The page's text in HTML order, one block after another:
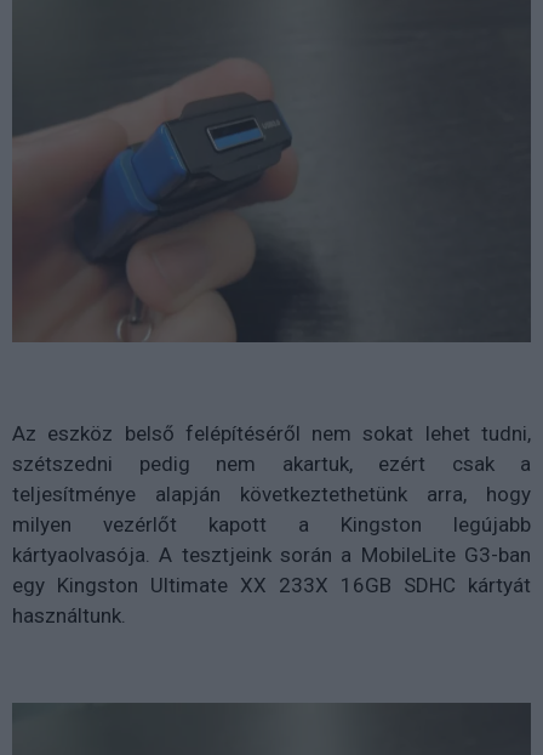
Az eszköz belső felépítéséről nem sokat lehet tudni,
szétszedni pedig nem akartuk, ezért csak a
teljesítménye alapján következtethetünk arra, hogy
milyen vezérlőt kapott a Kingston legújabb
kártyaolvasója. A tesztjeink során a MobileLite G3-ban
egy Kingston Ultimate XX 233X 16GB SDHC kártyát
használtunk.